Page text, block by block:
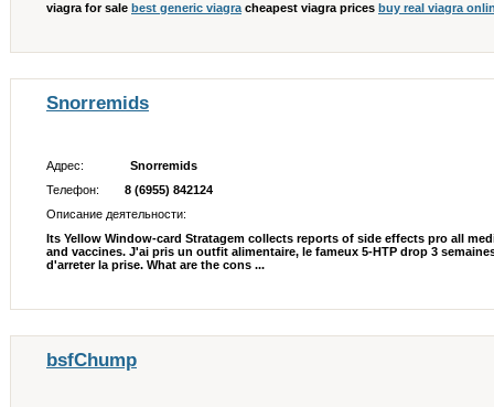
viagra for sale best generic viagra cheapest viagra prices buy real viagra
Snorremids
Адрес:
Snorremids
Телефон:
8 (6955) 842124
Описание деятельности:
Its Yellow Window-card Stratagem collects reports of side effects pro all
and vaccines. J'ai pris un outfit alimentaire, le fameux 5-HTP drop 3
d'arreter la prise. What are the cons ...
bsfChump